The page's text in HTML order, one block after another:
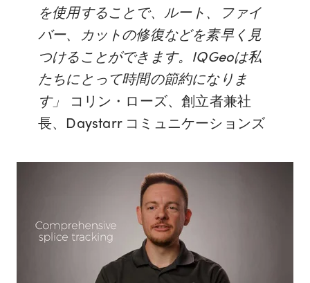
を使用することで、ルート、ファイ
バー、カットの修復などを素早く見
つけることができます。IQGeoは私
たちにとって時間の節約になりま
す」
コリン・ローズ、創立者兼社
長、Daystarr コミュニケーションズ